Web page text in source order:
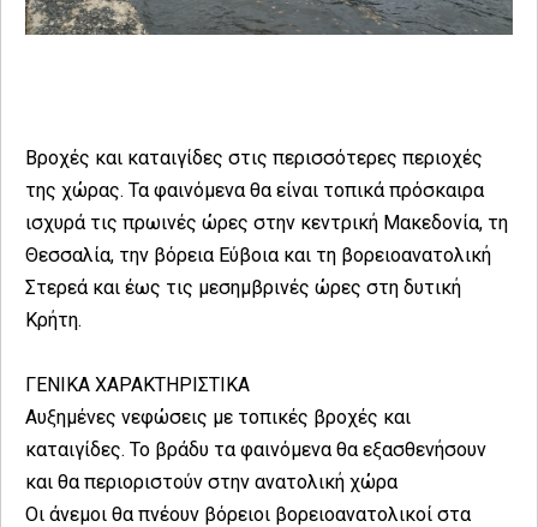
Βροχές και καταιγίδες στις περισσότερες περιοχές
της χώρας. Τα φαινόμενα θα είναι τοπικά πρόσκαιρα
ισχυρά τις πρωινές ώρες στην κεντρική Μακεδονία, τη
Θεσσαλία, την βόρεια Εύβοια και τη βορειοανατολική
Στερεά και έως τις μεσημβρινές ώρες στη δυτική
Κρήτη.
ΓΕΝΙΚΑ ΧΑΡΑΚΤΗΡΙΣΤΙΚΑ
Αυξημένες νεφώσεις με τοπικές βροχές και
καταιγίδες. Το βράδυ τα φαινόμενα θα εξασθενήσουν
και θα περιοριστούν στην ανατολική χώρα
Οι άνεμοι θα πνέουν βόρειοι βορειοανατολικοί στα